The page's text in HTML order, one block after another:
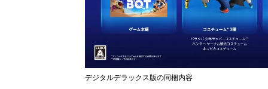
デジタルデラックス版の同梱内容